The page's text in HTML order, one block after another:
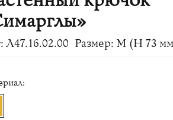
Л47.16.02.00 Размер: M (H 73